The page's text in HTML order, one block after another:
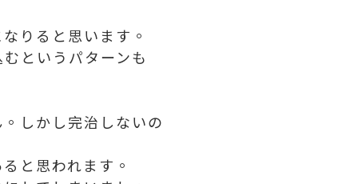
りると思います。
というパターンも
しかし完治しないの
と思われます。